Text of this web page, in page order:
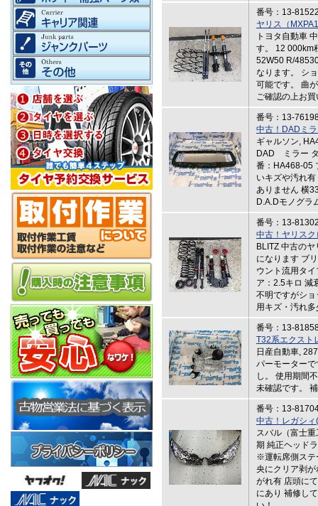
番号：13-
ヤリス（
トヨタ自動車
す。 12 000km
52W50 R/
なります。 シ
可能です。 曲
ご確認の上お
番号：13-
中古！DADミ
ギャルソン,
DAD ミラー
番：HA468-05
いキズや汚れ
ありません 横
D.A.Dモノグラ
番号：13-
中古！ヤリス
BLITZ 中古の
になります ブ
ウント流用タ
ア：2.5キロ 減
不明ですがシ
用キズ・汚れ
番号：13-
T32系エクスト
日産自動車,
パーモーター
し。 使用期間
未確認です。
番号：13-
中古！レガシ
スバル（富士
期 純正ヘッド
※運転席側ステ
央にクリア剥
がれ有 店頭に
にあり 補修し